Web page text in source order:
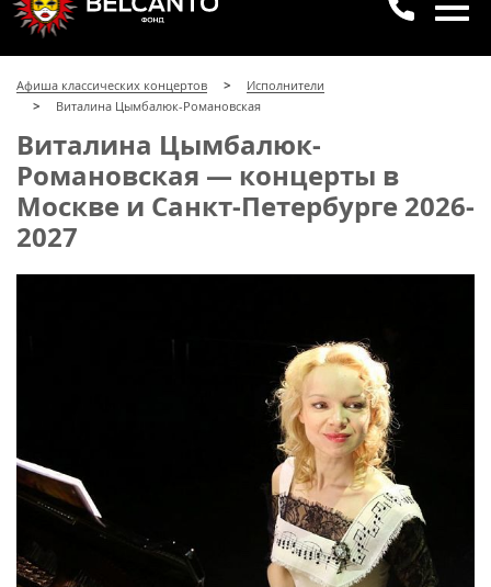
8 (499) 923-22-78
с 10:00 до 20:00
Афиша классических концертов
Исполнители
Виталина Цымбалюк-Романовская
Виталина Цымбалюк-
Романовская — концерты в
Москве и Санкт-Петербурге 2026-
2027